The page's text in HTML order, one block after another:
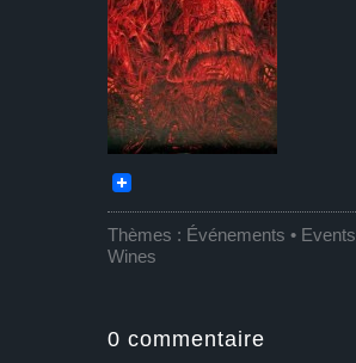
Thèmes : Événements • Events
Wines
0 commentaire